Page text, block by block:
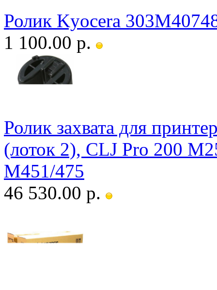
Ролик Kyocera
1 100.00 р.
Ролик захвата для
(лоток 2), CLJ Pro 200
M451/475
46 530.00 р.